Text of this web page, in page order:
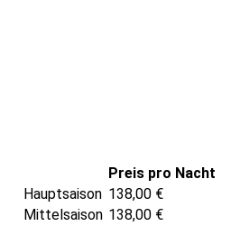
Preis pro Nacht
Hauptsaison 138,00 €
Mittelsaison 138,00 €